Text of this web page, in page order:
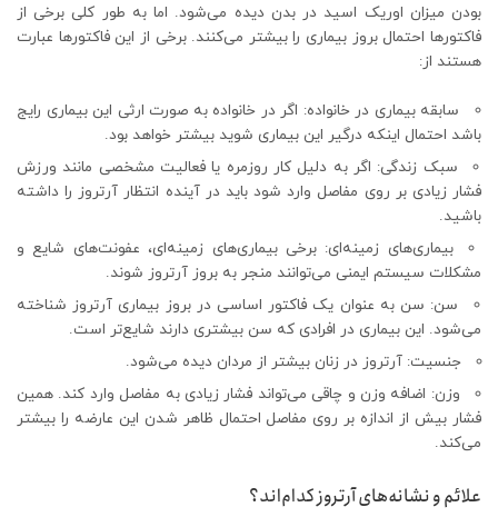
بودن میزان اوریک اسید در بدن دیده می‌شود. اما به طور کلی برخی از
فاکتورها احتمال بروز بیماری را بیشتر می‌کنند. برخی از این فاکتورها عبارت
هستند از:
سابقه بیماری در خانواده: اگر در خانواده به صورت ارثی این بیماری رایج
باشد احتمال اینکه درگیر این بیماری شوید بیشتر خواهد بود.
سبک زندگی: اگر به دلیل کار روزمره یا فعالیت مشخصی مانند ورزش
فشار زیادی بر روی مفاصل وارد شود باید در آینده انتظار آرتروز را داشته
باشید.
بیماری‌های زمینه‌ای: برخی بیماری‌های زمینه‌ای، عفونت‌های شایع و
مشکلات سیستم ایمنی می‌توانند منجر به بروز آرتروز شوند.
سن: سن به عنوان یک فاکتور اساسی در بروز بیماری آرتروز شناخته
می‌شود. این بیماری در افرادی که سن بیشتری دارند شایع‌تر است.
جنسیت: آرتروز در زنان بیشتر از مردان دیده می‌شود.
وزن: اضافه وزن و چاقی می‌تواند فشار زیادی به مفاصل وارد کند. همین
فشار بیش از اندازه بر روی مفاصل احتمال ظاهر شدن این عارضه را بیشتر
می‌کند.
علائم و نشانه‌های آرتروز کدام‌اند؟